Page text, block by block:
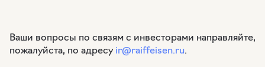
Ваши вопросы по связям с инвесторами направляйте,
пожалуйста, по адресу ir@raiffeisen.ru.